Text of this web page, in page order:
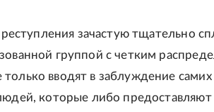
зачастую тщательно
группой с четким
вводят в заблуждение
которые либо